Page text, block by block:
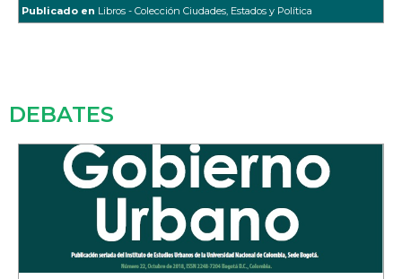
Publicado en Libros - Colección Ciudades, Estados y Política
DEBATES